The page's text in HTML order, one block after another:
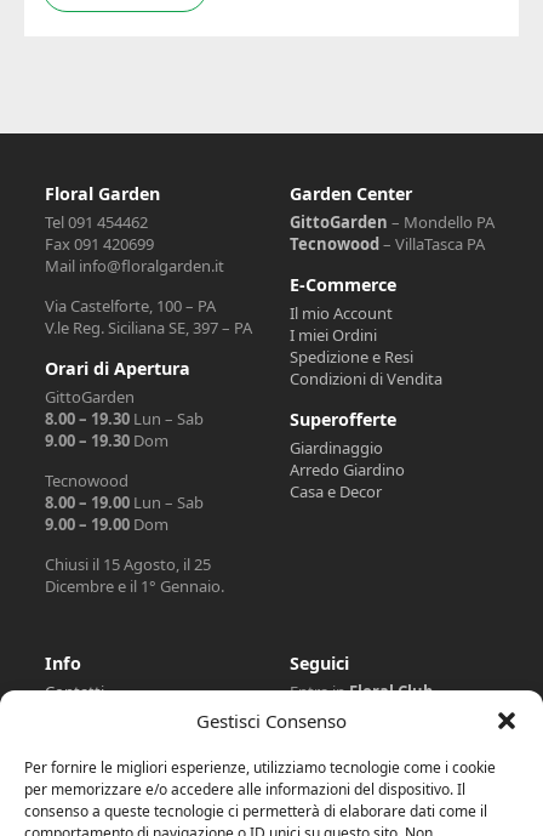
Gestisci Consenso
Per fornire le migliori esperienze, utilizziamo tecnologie come i cookie
per memorizzare e/o accedere alle informazioni del dispositivo. Il
consenso a queste tecnologie ci permetterà di elaborare dati come il
Floral Garden
Tel 091 454462
Fax 091 420699
Mail info@floralgarden.it
Via Castelforte, 100 – PA
V.le Reg. Siciliana SE, 397 – PA
Orari di Apertura
GittoGarden
8.00 – 19.30 Lun – Sab
9.00 – 19.30 Dom
Tecnowood
8.00 – 19.00 Lun – Sab
9.00 – 19.00 Dom
Chiusi il 15 Agosto, il 25
Dicembre e il 1° Gennaio.
Garden Center
GittoGarden – Mondello PA
Tecnowood– VillaTasca PA
E-Commerce
Il mio Account
I miei Ordini
Spedizione e Resi
Condizioni di Vendita
Superofferte
Giardinaggio
Arredo Giardino
Casa e Decor
Info
Contatti
Servizi
Lavora con noi
Floral Club
Floral GiftCard
Seguici
Entra inFloral Club
FacebookInstagram
Tiktok